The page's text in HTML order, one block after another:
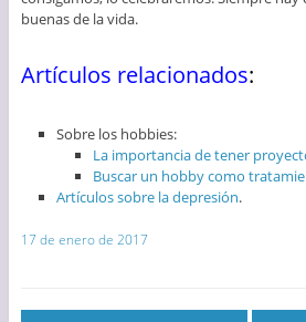
buenas de la vida.
Artículos relacionados:
Sobre los hobbies:
La importancia de tener
Buscar un hobby como
Artículos sobre la depresión.
17 de enero de 2017